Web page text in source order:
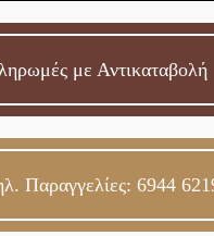
με Αντικαταβολή
Παραγγελίες: 6944